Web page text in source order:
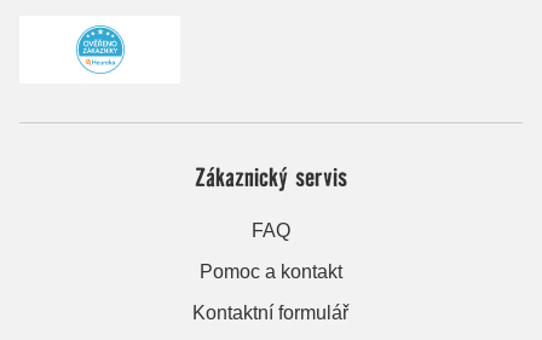
Zákaznický servis
FAQ
Pomoc a kontakt
Kontaktní formulář